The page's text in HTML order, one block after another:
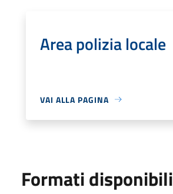
Area polizia locale
VAI ALLA PAGINA
Formati disponibili